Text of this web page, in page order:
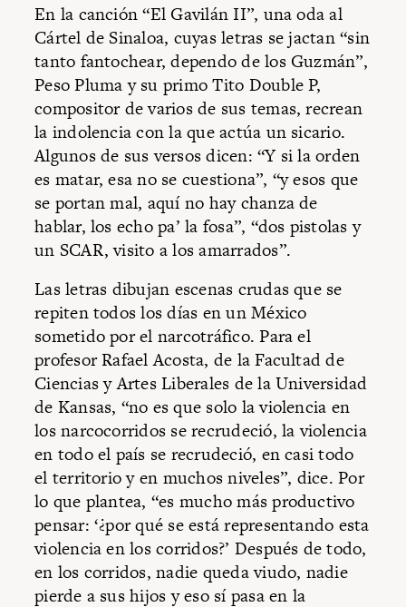
En la canción “El Gavilán II”, una oda al
Cártel de Sinaloa, cuyas letras se jactan “sin
tanto fantochear, dependo de los Guzmán”,
Peso Pluma y su primo Tito Double P,
compositor de varios de sus temas, recrean
la indolencia con la que actúa un sicario.
Algunos de sus versos dicen: “Y si la orden
es matar, esa no se cuestiona”, “y esos que
se portan mal, aquí no hay chanza de
hablar, los echo pa’ la fosa”, “dos pistolas y
un SCAR, visito a los amarrados”.
Las letras dibujan escenas crudas que se
repiten todos los días en un México
sometido por el narcotráfico. Para el
profesor Rafael Acosta, de la Facultad de
Ciencias y Artes Liberales de la Universidad
de Kansas, “no es que solo la violencia en
los narcocorridos se recrudeció, la violencia
en todo el país se recrudeció, en casi todo
el territorio y en muchos niveles”, dice. Por
lo que plantea, “es mucho más productivo
pensar: ‘¿por qué se está representando esta
violencia en los corridos?’ Después de todo,
en los corridos, nadie queda viudo, nadie
pierde a sus hijos y eso sí pasa en la